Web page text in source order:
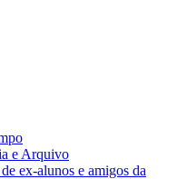
e Arquivo
ex-alunos e amigos da